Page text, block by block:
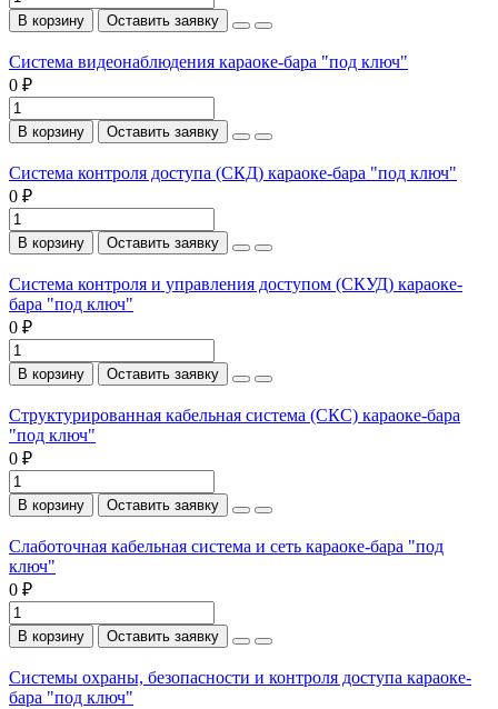
В корзину Оставить заявку
Система видеонаблюдения караоке-бара "под ключ"
0 ₽
В корзину Оставить заявку
Система контроля доступа (СКД) караоке-бара "под ключ"
0 ₽
В корзину Оставить заявку
Система контроля и управления доступом (СКУД) караоке-
бара "под ключ"
0 ₽
В корзину Оставить заявку
Структурированная кабельная система (СКС) караоке-бара
"под ключ"
0 ₽
В корзину Оставить заявку
Слаботочная кабельная система и сеть караоке-бара "под
ключ"
0 ₽
В корзину Оставить заявку
Системы охраны, безопасности и контроля доступа караоке-
бара "под ключ"